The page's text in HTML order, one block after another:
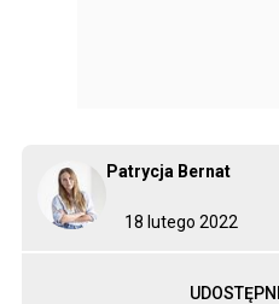
18 lutego 2022
Patrycja Bernat